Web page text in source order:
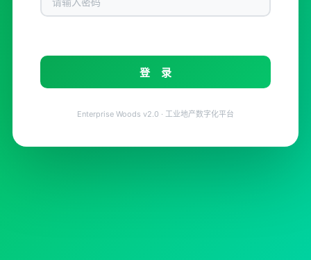
登 录
Enterprise Woods v2.0 · 工业地产数字化平台